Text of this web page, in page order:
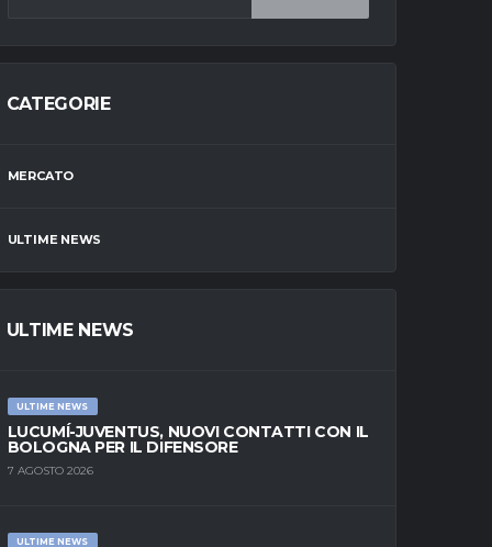
CATEGORIE
MERCATO
ULTIME NEWS
ULTIME NEWS
ULTIME NEWS
LUCUMÍ-JUVENTUS, NUOVI CONTATTI CON IL
BOLOGNA PER IL DIFENSORE
7 AGOSTO 2026
ULTIME NEWS